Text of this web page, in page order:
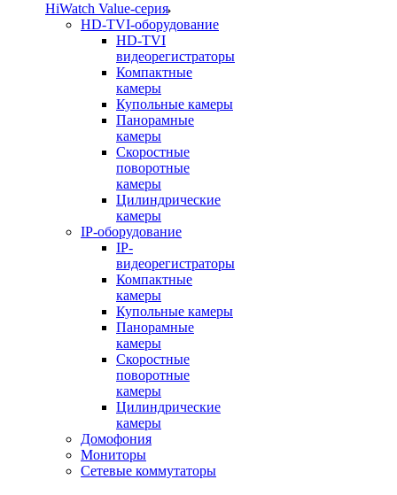
HiWatch Value-серия
HD-TVI-оборудование
HD-TVI
видеорегистраторы
Компактные
камеры
Купольные камеры
Панорамные
камеры
Скоростные
поворотные
камеры
Цилиндрические
камеры
IP-оборудование
IP-
видеорегистраторы
Компактные
камеры
Купольные камеры
Панорамные
камеры
Скоростные
поворотные
камеры
Цилиндрические
камеры
Домофония
Мониторы
Сетевые коммутаторы